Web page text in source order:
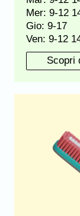
Mer: 9-12
Gio: 9-17
Ven: 9-12
Scopri